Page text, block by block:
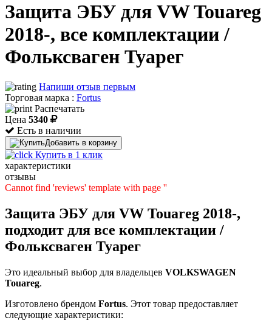
Защита ЭБУ для VW Touareg
2018-, все комплектации /
Фольксваген Туарег
Напиши отзыв первым
Торговая марка : Fortus
Распечатать
Цена 5340
Есть в наличии
Добавить в корзину
Купить в 1 клик
характеристики
отзывы
Cannot find 'reviews' template with page ''
Защита ЭБУ для VW Touareg 2018-,
подходит для все комплектации /
Фольксваген Туарег
Это идеальный выбор для владельцев VOLKSWAGEN
Touareg.
Изготовлено брендом Fortus. Этот товар предоставляет
следующие характеристики: